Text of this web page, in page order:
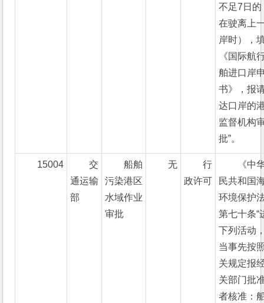
不足7日的
在驶离上
岸时），
《国际航
舶进口岸
书》，报
达口岸的
监督机构
批”。
15004
交
通运输
部
船舶
污染港区
水域作业
审批
无
行
政许可
《中
民共和国
环境保护
第七十条“
下列活动
当事先按
关规定报
关部门批
者核准：